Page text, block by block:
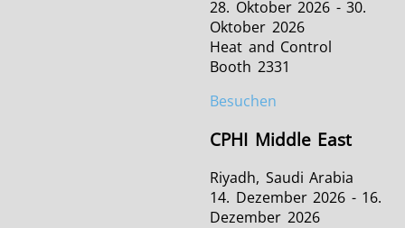
28. Oktober 2026 - 30.
Oktober 2026
Heat and Control
Booth 2331
Besuchen
CPHI Middle East
Riyadh, Saudi Arabia
14. Dezember 2026 - 16.
Dezember 2026